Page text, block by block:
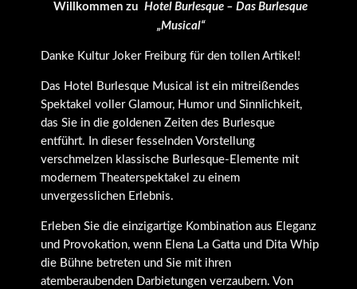
Willkommen zu Hotel Burlesque – Das Burlesque
„Musical“
Danke Kultur Joker Freiburg für den tollen Artikel!
Das Hotel Burlesque Musical ist ein mitreißendes
Spektakel voller Glamour, Humor und Sinnlichkeit,
das Sie in die goldenen Zeiten des Burlesque
entführt. In dieser fesselnden Vorstellung
verschmelzen klassische Burlesque-Elemente mit
modernem Theaterspektakel zu einem
unvergesslichen Erlebnis.
Erleben Sie die einzigartige Kombination aus Eleganz
und Provokation, wenn Elena La Gatta und Dita Whip
die Bühne betreten und Sie mit ihren
atemberaubenden Darbietungen verzaubern. Von